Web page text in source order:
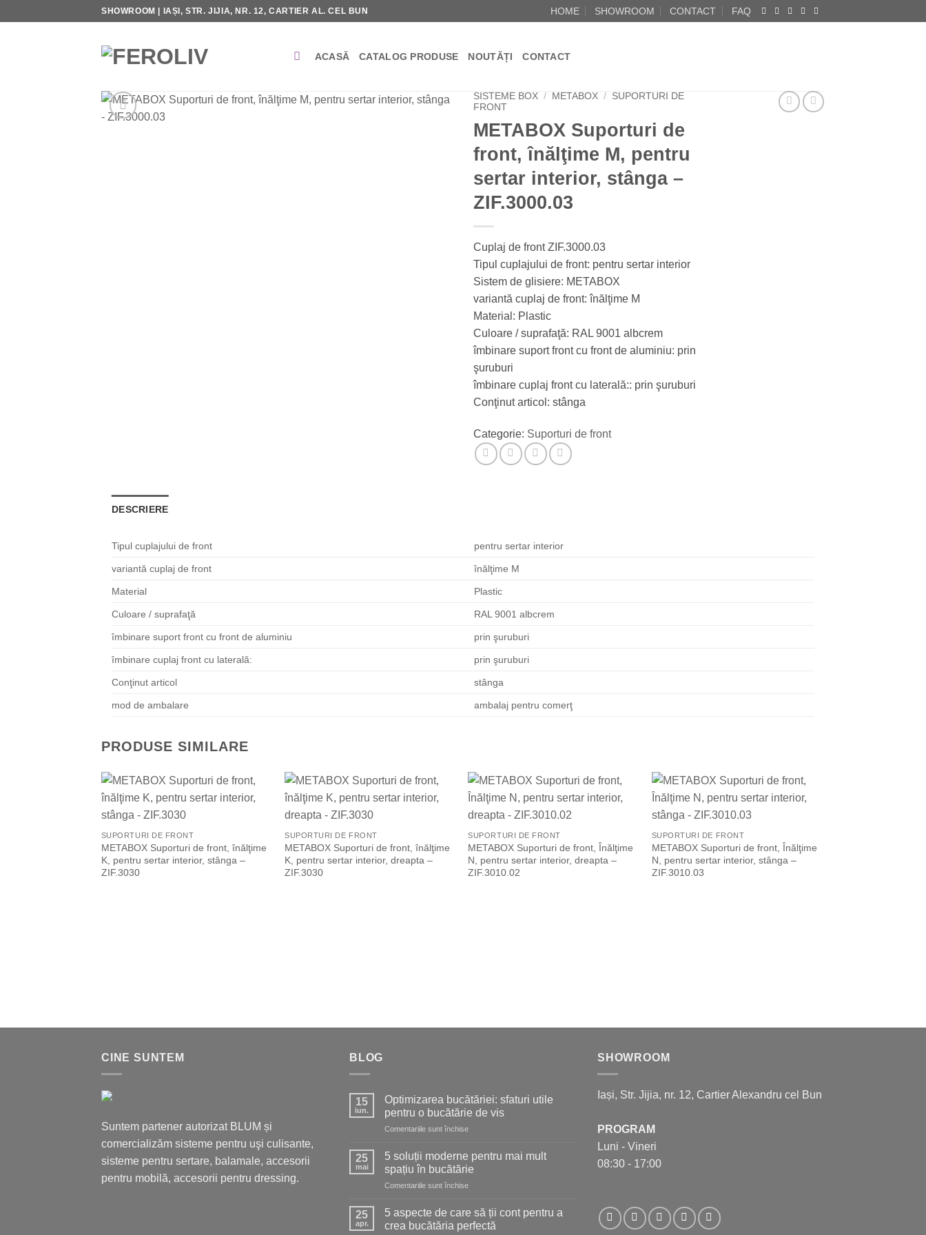
to
SHOWROOM | IAȘI, STR. JIJIA, NR. 12, CARTIER AL. CEL BUN HOME SHOWROOM CONTACT FAQ
ACASĂ CATALOG PRODUSE NOUTĂȚI CONTACT
SISTEME BOX / METABOX / SUPORTURI DE
FRONT
METABOX Suporturi de
front, înălţime M, pentru
sertar interior, stânga –
ZIF.3000.03
Cuplaj de front ZIF.3000.03
Tipul cuplajului de front: pentru sertar interior
Sistem de glisiere: METABOX
variantă cuplaj de front: înălţime M
Material: Plastic
Culoare / suprafaţă: RAL 9001 albcrem
îmbinare suport front cu front de aluminiu: prin
şuruburi
îmbinare cuplaj front cu laterală:: prin şuruburi
Conţinut articol: stânga
Categorie: Suporturi de front
DESCRIERE
Tipul cuplajului de front pentru sertar interior
variantă cuplaj de front înălţime M
Material Plastic
Culoare / suprafaţă RAL 9001 albcrem
îmbinare suport front cu front de aluminiu prin şuruburi
îmbinare cuplaj front cu laterală: prin şuruburi
Conţinut articol stânga
mod de ambalare ambalaj pentru comerţ
PRODUSE SIMILARE
SUPORTURI DE FRONT
METABOX Suporturi de front, înălţime
K, pentru sertar interior, stânga –
ZIF.3030
SUPORTURI DE FRONT
METABOX Suporturi de front, înălţime
K, pentru sertar interior, dreapta –
ZIF.3030
SUPORTURI DE FRONT
METABOX Suporturi de front, Înălţime
N, pentru sertar interior, dreapta –
ZIF.3010.02
SUPORTURI DE FRONT
METABOX Suporturi de front, Înălţime
N, pentru sertar interior, stânga –
ZIF.3010.03
CINE SUNTEM
Suntem partener autorizat BLUM și
comercializăm sisteme pentru uşi culisante,
sisteme pentru sertare, balamale, accesorii
pentru mobilă, accesorii pentru dressing.
BLOG
15
iun.
Optimizarea bucătăriei: sfaturi utile
pentru o bucătărie de vis
Comentariile sunt închisepentru
bucătăriei:
sfaturi
utile
pentru
bucătărie
de
25
mai
5 soluții moderne pentru mai mult
spațiu în bucătărie
Comentariile sunt închisepentru
soluții
moderne
pentru
25
apr.
5 aspecte de care să ții cont pentru a
crea bucătăria perfectă
SHOWROOM
Iași, Str. Jijia, nr. 12, Cartier Alexandru cel Bun
PROGRAM
Luni - Vineri
08:30 - 17:00